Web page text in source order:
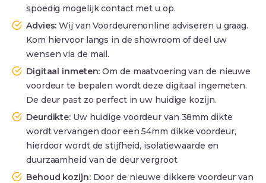
spoedig mogelijk contact met u op.
Advies: Wij van Voordeurenonline adviseren u graag.
Kom hiervoor langs in de showroom of deel uw
wensen via de mail.
Digitaal inmeten:Om de maatvoering van de nieuwe
voordeur te bepalen wordt deze digitaal ingemeten.
De deur past zo perfect in uw huidige kozijn.
Deurdikte: Uw huidige voordeur van 38mm dikte
wordt vervangen door een 54mm dikke voordeur,
hierdoor wordt de stijfheid, isolatiewaarde en
duurzaamheid van de deur vergroot
Behoud kozijn: Door de nieuwe dikkere voordeur van